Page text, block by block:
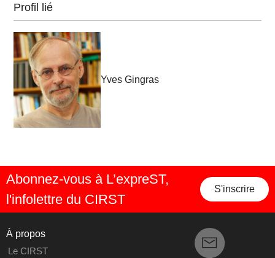
Profil lié
Yves Gingras
Abonnez-vous à L’expreST,
l'infolettre du CIRST
S'inscrire
À propos
Le CIRST